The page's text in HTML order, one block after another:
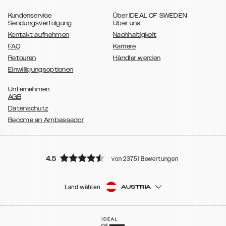
Kundenservice
Sendungsverfolgung
Kontakt aufnehmen
FAQ
Retouren
Einwilligungsoptionen
Über IDEAL OF SWEDEN
Über uns
Nachhaltigkeit
Karriere
Händler werden
Unternehmen
AGB
Datenschutz
Become an Ambassador
4.5 von 23751 Bewertungen
Land wählen AUSTRIA